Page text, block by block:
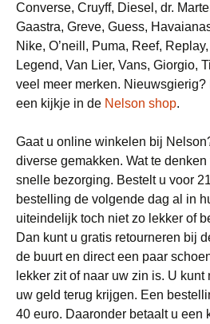
Converse, Cruyff, Diesel, dr.
Gaastra, Greve, Guess,
Nike, O’neill, Puma, Reef,
Legend, Van Lier, Vans, Giorgio,
veel meer merken.
een kijkje in de Nelson shop.
Gaat u online winkelen bij
diverse gemakken. Wat te
snelle bezorging. Bestelt u voor
bestelling de volgende dag al in
uiteindelijk toch niet zo lekker of
Dan kunt u gratis retourneren bij
de buurt en direct een paar
lekker zit of naar uw zin is. U
uw geld terug krijgen. Een
40 euro. Daaronder betaalt u een